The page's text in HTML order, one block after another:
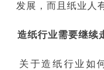
发展，而且纸业人
造纸行业需要继续
于造纸行业如何